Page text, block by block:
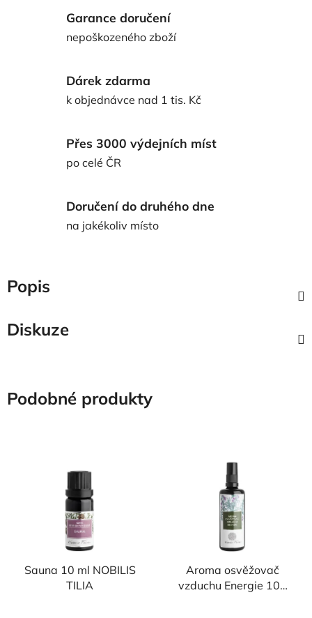
Garance doručení
nepoškozeného zboží
Dárek zdarma
k objednávce nad 1 tis. Kč
Přes 3000 výdejních míst
po celé ČR
Doručení do druhého dne
na jakékoliv místo
Popis
Diskuze
Podobné produkty
Sauna 10 ml NOBILIS
TILIA
Aroma osvěžovač
vzduchu Energie 100